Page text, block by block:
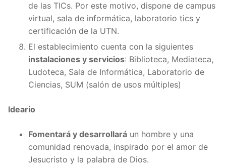
de las TICs. Por este motivo, dispone de campus
virtual, sala de informática, laboratorio tics y
certificación de la UTN.
El establecimiento cuenta con la siguientes
instalaciones y servicios: Biblioteca, Mediateca,
Ludoteca, Sala de Informática, Laboratorio de
Ciencias, SUM (salón de usos múltiples)
Ideario
Fomentará y desarrollará un hombre y una
comunidad renovada, inspirado por el amor de
Jesucristo y la palabra de Dios.